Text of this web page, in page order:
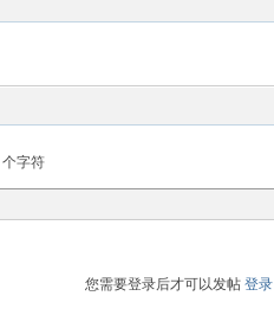
个字符
您需要登录后才可以发帖登录